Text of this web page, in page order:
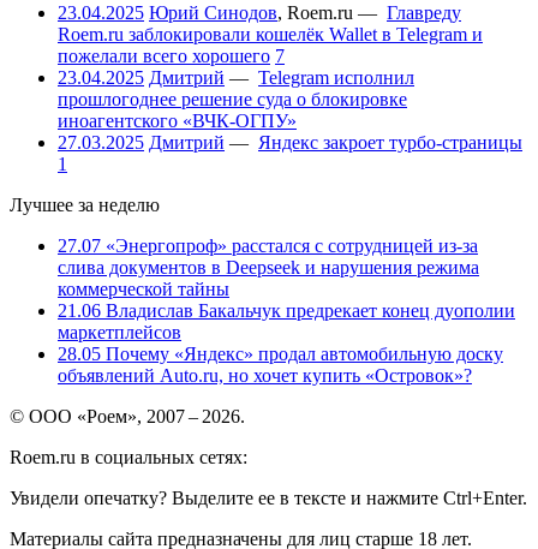
23.04.2025 Юрий Синодов, Roem.ru — Главреду
Roem.ru заблокировали кошелёк Wallet в Telegram и
пожелали всего хорошего 7
23.04.2025 Дмитрий — Telegram исполнил
прошлогоднее решение суда о блокировке
иноагентского «ВЧК-ОГПУ»
27.03.2025 Дмитрий — Яндекс закроет турбо-страницы
1
Лучшее за неделю
27.07 «Энергопроф» расстался с сотрудницей из-за
слива документов в Deepseek и нарушения режима
коммерческой тайны
21.06 Владислав Бакальчук предрекает конец дуополии
маркетплейсов
28.05 Почему «Яндекс» продал автомобильную доску
объявлений Auto.ru, но хочет купить «Островок»?
© ООО «Роем», 2007 – 2026.
Roem.ru в социальных сетях:
Увидели опечатку? Выделите ее в тексте и нажмите Ctrl+Enter.
Материалы сайта предназначены для лиц старше 18 лет.